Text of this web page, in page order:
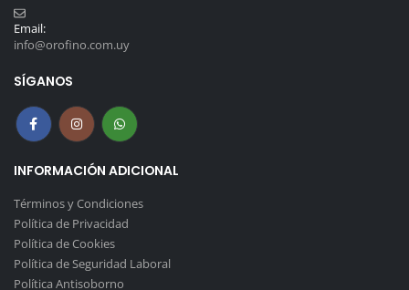
Email:
info@orofino.com.uy
SÍGANOS
INFORMACIÓN ADICIONAL
Términos y Condiciones
Política de Privacidad
Política de Cookies
Política de Seguridad Laboral
Política Antisoborno